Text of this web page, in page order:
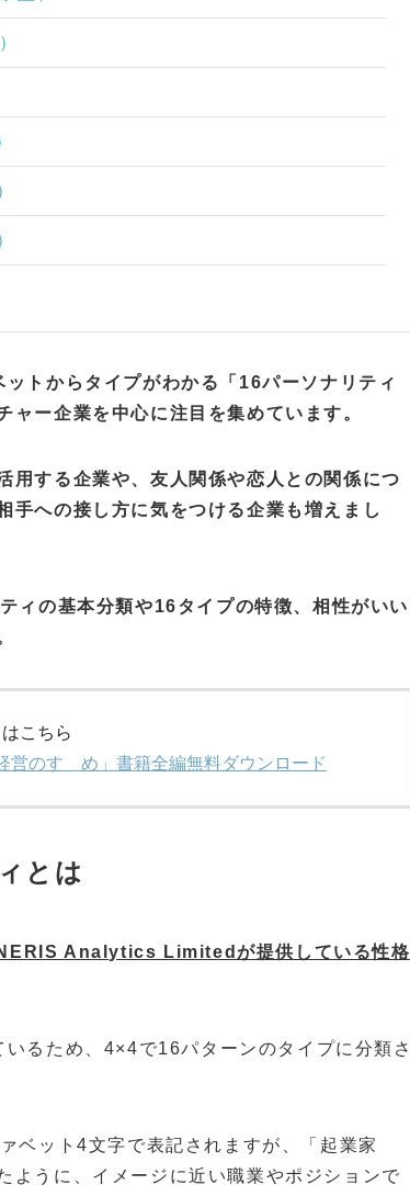
トからタイプがわかる「16パーソナリティ
ャー企業を中心に注目を集めています。
用する企業や、友人関係や恋人との関係につ
手への接し方に気をつける企業も増えまし
ィの基本分類や16タイプの特徴、相性がいい
こちら
のすゝめ」書籍全編無料ダウンロード
とは
Analytics Limitedが提供している性格
るため、4×4で16パターンのタイプに分類さ
ベット4文字で表記されますが、「起業家
ように、イメージに近い職業やポジションで